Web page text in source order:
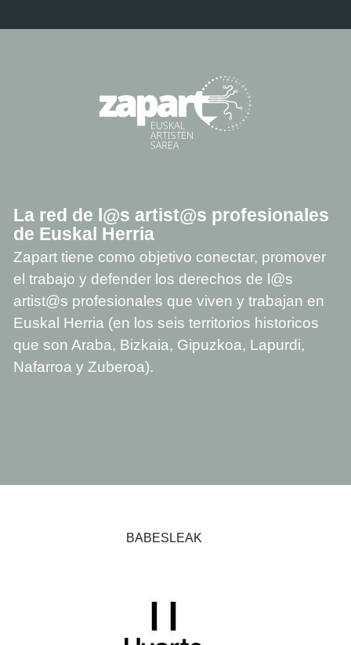
La red de l@s artist@s profesionales
de Euskal Herria
Zapart tiene como objetivo conectar, promover
el trabajo y defender los derechos de l@s
artist@s profesionales que viven y trabajan en
Euskal Herria (en los seis territorios historicos
que son Araba, Bizkaia, Gipuzkoa, Lapurdi,
Nafarroa y Zuberoa).
BABESLEAK